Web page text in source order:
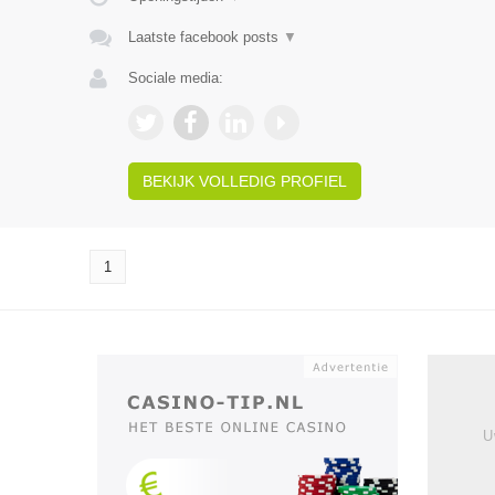
Laatste facebook posts ▼
Sociale media:
BEKIJK VOLLEDIG PROFIEL
1